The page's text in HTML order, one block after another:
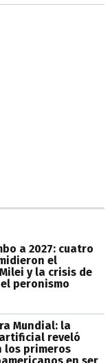
a 2027: cuatro
el
y la crisis de
peronismo
Mundial: la
reveló
los primeros